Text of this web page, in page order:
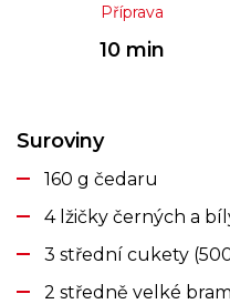
Příprava
10 min
Suroviny
160 g čedaru
4 lžičky černých a
3 střední cukety
2 středně velké